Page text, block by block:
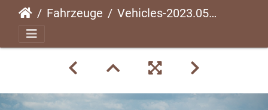
Fahrzeuge Vehicles-2023.05-024